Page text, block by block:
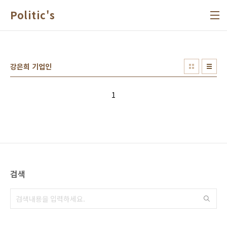
Politic's
강은희 기업인
1
검색